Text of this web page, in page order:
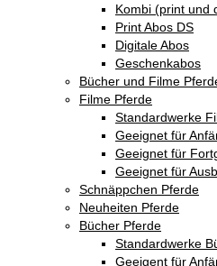
Kombi (print und
Print Abos DS
Digitale Abos
Geschenkabos
Bücher und Filme
Filme Pferde
Standardwerke
Geeignet für
Geeignet für
Geeignet für
Schnäppchen Pferde
Neuheiten Pferde
Bücher Pferde
Standardwerke
Geeigent für